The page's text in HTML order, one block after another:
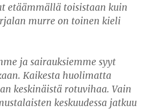
etäämmällä toisistaan kuin
murre on toinen kieli
ja sairauksiemme syyt
Kaikesta huolimatta
keskinäistä rotuvihaa. Vain
keskuudessa jatkuu